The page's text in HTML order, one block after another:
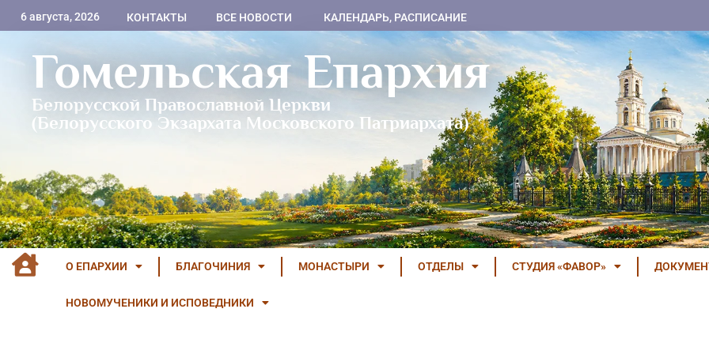
6 августа, 2026 КОНТАКТЫ ВСЕ НОВОСТИ КАЛЕНДАРЬ, РАСПИСАНИЕ
Гомельская Епархия
Белорусской Православной Церкви
(Белорусского Экзархата Московского Патриархата)
О ЕПАРХИИ БЛАГОЧИНИЯ МОНАСТЫРИ ОТДЕЛЫ СТУДИЯ «ФАВОР»
НОВОМУЧЕНИКИ И ИСПОВЕДНИКИ